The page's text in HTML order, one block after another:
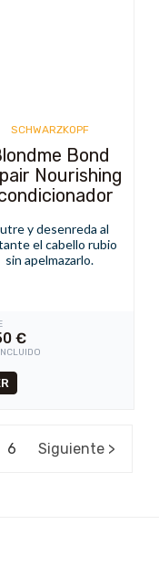
SCHWARZKOPF
Bond
Nourishing
y desenreda al
el cabello rubio
sin apelmazarlo.
€
6 Siguiente >